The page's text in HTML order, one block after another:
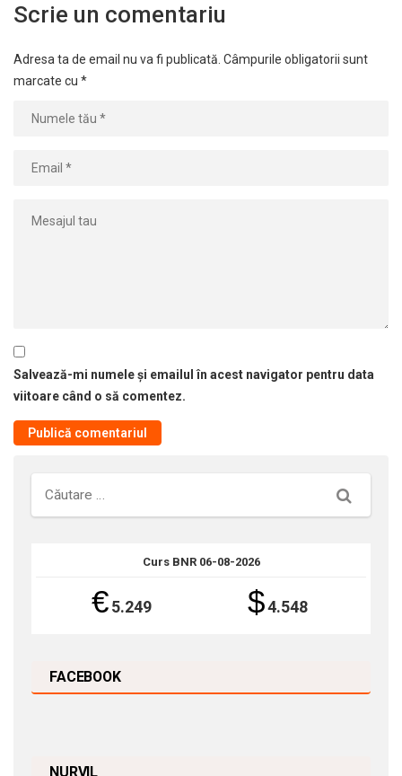
Scrie un comentariu
Adresa ta de email nu va fi publicată. Câmpurile obligatorii sunt
marcate cu *
Salvează-mi numele și emailul în acest navigator pentru data
viitoare când o să comentez.
Căutare
Curs BNR 06-08-2026
€5.249 $4.548
FACEBOOK
NURVIL